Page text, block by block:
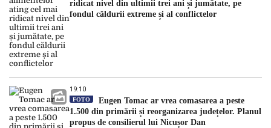
ridicat nivel din ultimii trei ani și jumătate, pe
fondul căldurii extreme și al conflictelor
19:10
FOTO
Eugen Tomac ar vrea comasarea a peste
1.500 din primării și reorganizarea județelor. Planul
propus de consilierul lui Nicușor Dan